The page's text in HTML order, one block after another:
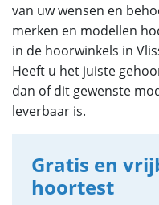
van uw wensen en
merken en modellen
in de hoorwinkels in
Heeft u het juiste
dan of dit gewenste
leverbaar is.
Gratis en
hoortest